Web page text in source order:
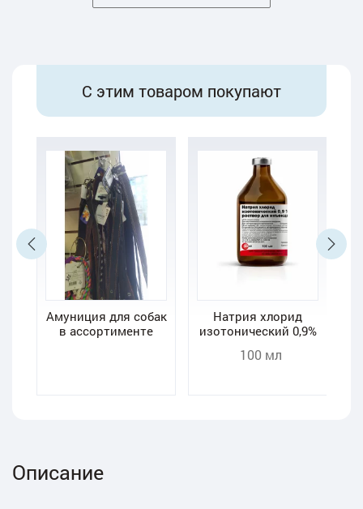
С этим товаром покупают
Амуниция для собак
в ассортименте
Натрия хлорид
изотонический 0,9%
100 мл
Описание